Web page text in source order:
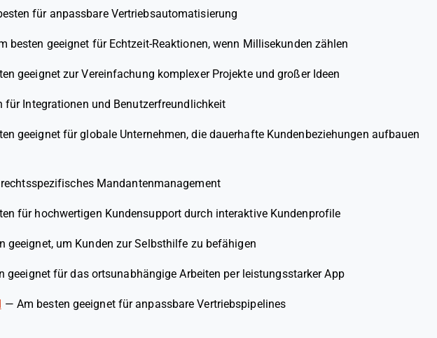
für anpassbare Vertriebsautomatisierung
besten geeignet für Echtzeit-Reaktionen, wenn Millisekunden zählen
geeignet zur Vereinfachung komplexer Projekte und großer Ideen
für Integrationen und Benutzerfreundlichkeit
geeignet für globale Unternehmen, die dauerhafte Kundenbeziehungen aufbauen
Mandantenmanagement
für hochwertigen Kundensupport durch interaktive Kundenprofile
geeignet, um Kunden zur Selbsthilfe zu befähigen
geeignet für das ortsunabhängige Arbeiten per leistungsstarker App
— Am besten geeignet für anpassbare Vertriebspipelines